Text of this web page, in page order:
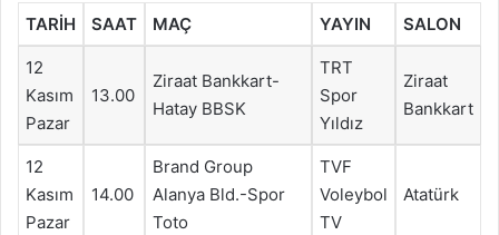
TARİH SAAT MAÇ YAYIN SALON
12
Kasım
Pazar
13.00
Ziraat Bankkart-
Hatay BBSK
TRT
Spor
Yıldız
Ziraat
Bankkart
12
Kasım
Pazar
14.00
Brand Group
Alanya Bld.-Spor
Toto
TVF
Voleybol
TV
Atatürk